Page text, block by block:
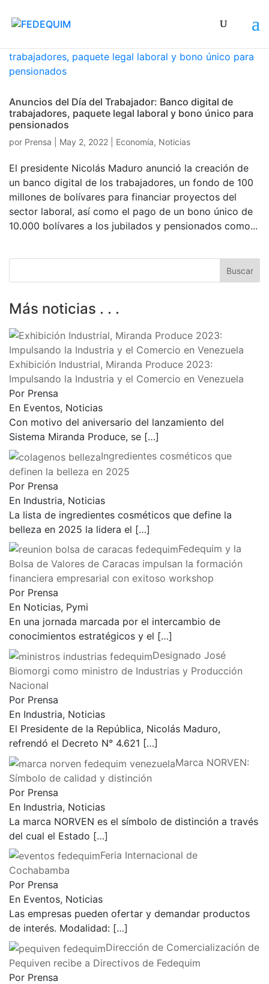
Anuncios del Día del Trabajador: Banco digital de
trabajadores, paquete legal laboral y bono único para
pensionados
por Prensa May 2, 2022 Economía, Noticias
El presidente Nicolás Maduro anunció la creación de
un banco digital de los trabajadores, un fondo de 100
millones de bolívares para financiar proyectos del
sector laboral, así como el pago de un bono único de
10.000 bolívares a los jubilados y pensionados como...
Más noticias . . .
Exhibición Industrial, Miranda Produce 2023:
Impulsando la Industria y el Comercio en Venezuela
Por Prensa
En Eventos, Noticias
Con motivo del aniversario del lanzamiento del
Sistema Miranda Produce, se […]
Ingredientes cosméticos que
definen la belleza en 2025
Por Prensa
En Industria, Noticias
La lista de ingredientes cosméticos que define la
belleza en 2025 la lidera el […]
Fedequim y la
Bolsa de Valores de Caracas impulsan la formación
financiera empresarial con exitoso workshop
Por Prensa
En Noticias, Pymi
En una jornada marcada por el intercambio de
conocimientos estratégicos y el […]
Designado José
Biomorgi como ministro de Industrias y Producción
Nacional
Por Prensa
En Industria, Noticias
El Presidente de la República, Nicolás Maduro,
refrendó el Decreto N° 4.621 […]
Marca NORVEN:
Símbolo de calidad y distinción
Por Prensa
En Industria, Noticias
La marca NORVEN es el símbolo de distinción a través
del cual el Estado […]
Feria Internacional de
Cochabamba
Por Prensa
En Eventos, Noticias
Las empresas pueden ofertar y demandar productos
de interés. Modalidad: […]
Dirección de Comercialización de
Pequiven recibe a Directivos de Fedequim
Por Prensa